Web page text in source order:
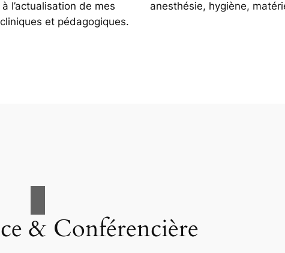
l’actualisation de mes
et pédagogiques.
anesthésie, hygiène,
& Conférencière